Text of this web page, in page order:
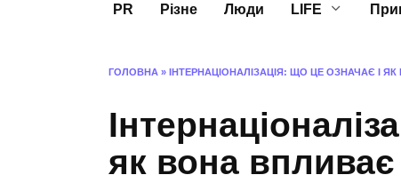
PR Різне Люди LIFE
ГОЛОВНА » ІНТЕРНАЦІОНАЛІЗАЦІЯ: ЩО ЦЕ ОЗНАЧАЄ І
як вона впливає